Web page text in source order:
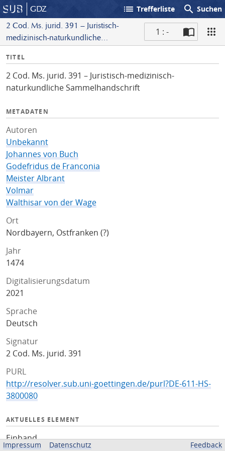
GDZ list Trefferliste search Suchen
2 Cod. Ms. jurid. 391 – Juristisch-
medizinisch-naturkundliche
1 : -
I
f
o
TITEL
2 Cod. Ms. jurid. 391 – Juristisch-medizinisch-
naturkundliche Sammelhandschrift
METADATEN
Autoren
Unbekannt
Johannes von Buch
Godefridus de Franconia
Meister Albrant
Volmar
Walthisar von der Wage
Ort
Nordbayern, Ostfranken (?)
Jahr
1474
Digitalisierungsdatum
2021
Sprache
Deutsch
Signatur
2 Cod. Ms. jurid. 391
PURL
http://resolver.sub.uni-goettingen.de/purl?DE-611-HS-
3800080
AKTUELLES ELEMENT
Einband
Impressum Datenschutz Feedback